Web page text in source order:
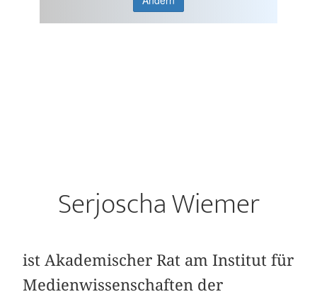
Serjoscha Wiemer
ist Akademischer Rat am Institut für
Medienwissenschaften der